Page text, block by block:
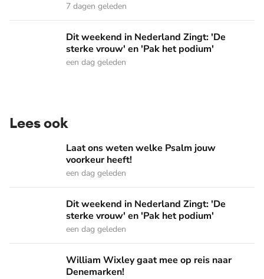
7 dagen geleden
Dit weekend in Nederland Zingt: 'De sterke vrouw' en 'Pak
Dit weekend in Nederland Zingt: 'De
sterke vrouw' en 'Pak het podium'
een dag geleden
Lees ook
Laat ons weten welke Psalm jouw voorkeur heeft!
Laat ons weten welke Psalm jouw
voorkeur heeft!
een dag geleden
Dit weekend in Nederland Zingt: 'De sterke vrouw' en 'Pak
Dit weekend in Nederland Zingt: 'De
sterke vrouw' en 'Pak het podium'
een dag geleden
William Wixley gaat mee op reis naar Denemarken!
William Wixley gaat mee op reis naar
Denemarken!